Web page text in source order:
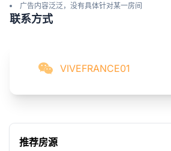
广告内容泛泛，没有具体针对某一房间
联系方式
VIVEFRANCE01
推荐房源